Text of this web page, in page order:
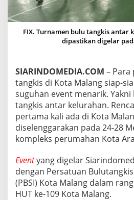
U
L
U
N
K
I
S
A
N
T
A
K
E
L
U
FIX. Turnamen bulu tangkis antar
dipastikan digelar
SIARINDOMEDIA.COM – Para
tangkis di Kota Malang siap-
suguhan event menarik.
tangkis antar kelurahan.
pertama kali ada di Kota
diselenggarakan pada 24-28
kompleks perumahan Kota
Eventyang digelar
dengan Persatuan
(PBSI) Kota Malang dalam
HUT ke-109 Kota Malang.